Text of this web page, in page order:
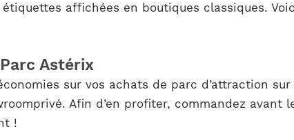
étiquettes affichées en boutiques classiques.
Astérix
sur vos achats de parc d’attraction
Afin d’en profiter, commandez
!